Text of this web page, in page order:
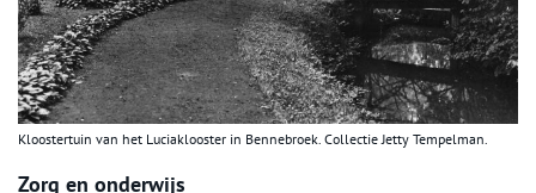
Kloostertuin van het Luciaklooster in Bennebroek. Collectie Jetty Tempelman.
Zorg en onderwijs